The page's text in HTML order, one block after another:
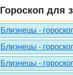
Гороскоп для
Близнецы -
Близнецы -
Близнецы -